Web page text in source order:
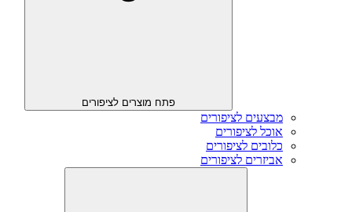
פתח מוצרים לציפורים
מבצעים לציפורים
אוכל לציפורים
כלובים לציפורים
אביזרים לציפורים